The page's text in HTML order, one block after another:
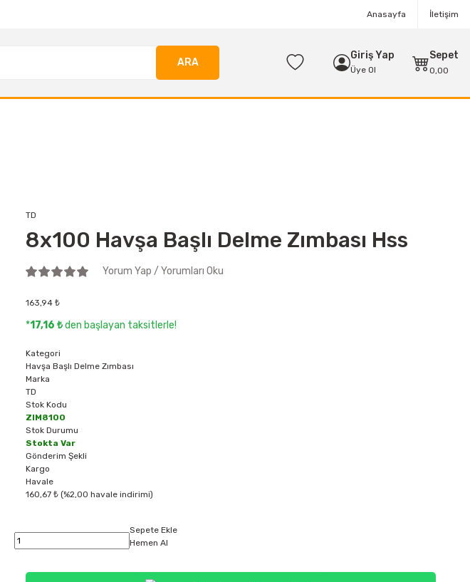
Anasayfa İletişim
ARA
Giriş Yap
Üye Ol
Sepet
0,00
TD
8x100 Havşa Başlı Delme Zımbası Hss
Yorum Yap / Yorumları Oku
163,94 ₺
*17,16 ₺den başlayan taksitlerle!
Kategori
Havşa Başlı Delme Zımbası
Marka
TD
Stok Kodu
ZIM8100
Stok Durumu
Stokta Var
Gönderim Şekli
Kargo
Havale
160,67 ₺ (%2,00 havale indirimi)
Sepete Ekle
Hemen Al